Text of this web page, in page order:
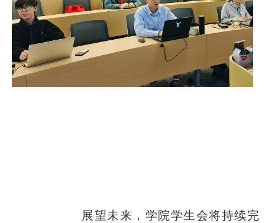
展望未来， 学院学生会将持续完